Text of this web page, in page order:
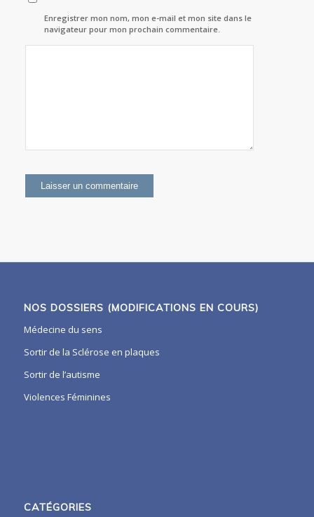
Enregistrer mon nom, mon e-mail et mon site dans le
navigateur pour mon prochain commentaire.
NOS DOSSIERS (MODIFICATIONS EN COURS)
Médecine du sens
Sortir de la Sclérose en plaques
Sortir de l’autisme
Violences Féminines
CATÉGORIES